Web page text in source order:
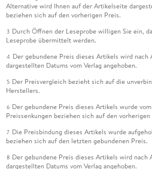
Alternative wird Ihnen auf der Artikelseite
beziehen sich auf den vorherigen Preis.
3 Durch Öffnen der Leseprobe willigen Sie ein,
Leseprobe übermittelt werden.
4 Der gebundene Preis dieses Artikels wird
dargestellten Datums vom Verlag angehoben.
5 Der Preisvergleich bezieht sich auf die
Herstellers.
6 Der gebundene Preis dieses Artikels wurde
Preissenkungen beziehen sich auf den vorherigen
7 Die Preisbindung dieses Artikels wurde
beziehen sich auf den letzten gebundenen Preis.
8 Der gebundene Preis dieses Artikels wird nach
dargestellten Datums vom Verlag angehoben.